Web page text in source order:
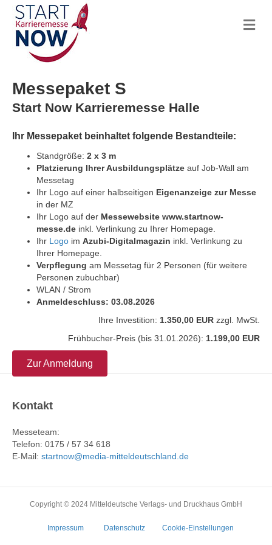
Messepaket S
Start Now Karrieremesse Halle
Ihr Messepaket beinhaltet folgende Bestandteile:
Standgröße: 2 x 3 m
Platzierung Ihrer Ausbildungsplätze auf Job-Wall am
Messetag
Ihr Logo auf einer halbseitigen Eigenanzeige zur Messe
in der MZ
Ihr Logo auf der Messewebsite www.startnow-
messe.de inkl. Verlinkung zu Ihrer Homepage.
Ihr Logo im Azubi-Digitalmagazin inkl. Verlinkung zu
Ihrer Homepage.
Verpflegung am Messetag für 2 Personen (für weitere
Personen zubuchbar)
WLAN / Strom
Anmeldeschluss: 03.08.2026
Ihre Investition: 1.350,00 EUR zzgl. MwSt.
Frühbucher-Preis (bis 31.01.2026): 1.199,00 EUR
Zur Anmeldung
Kontakt
Messeteam:
Telefon: 0175 / 57 34 618
E-Mail: startnow@media-mitteldeutschland.de
Copyright © 2024 Mitteldeutsche Verlags- und Druckhaus GmbH
Impressum Datenschutz Cookie-Einstellungen